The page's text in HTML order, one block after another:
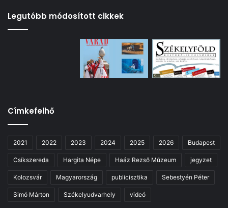
Legutóbb módosított cikkek
Címkefelhő
2021 2022 2023 2024 2025 2026 Budapest
Csíkszereda Hargita Népe Haáz Rezső Múzeum jegyzet
Kolozsvár Magyarország publicisztika Sebestyén Péter
Simó Márton Székelyudvarhely videó